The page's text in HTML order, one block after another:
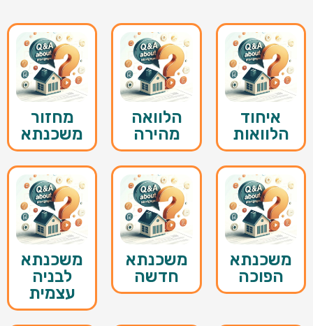
איחוד
הלוואות
הלוואה
מהירה
מחזור
משכנתא
משכנתא
הפוכה
משכנתא
חדשה
משכנתא
לבניה
עצמית